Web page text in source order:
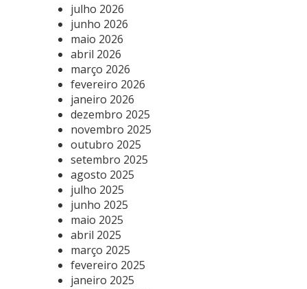
julho 2026
junho 2026
maio 2026
abril 2026
março 2026
fevereiro 2026
janeiro 2026
dezembro 2025
novembro 2025
outubro 2025
setembro 2025
agosto 2025
julho 2025
junho 2025
maio 2025
abril 2025
março 2025
fevereiro 2025
janeiro 2025